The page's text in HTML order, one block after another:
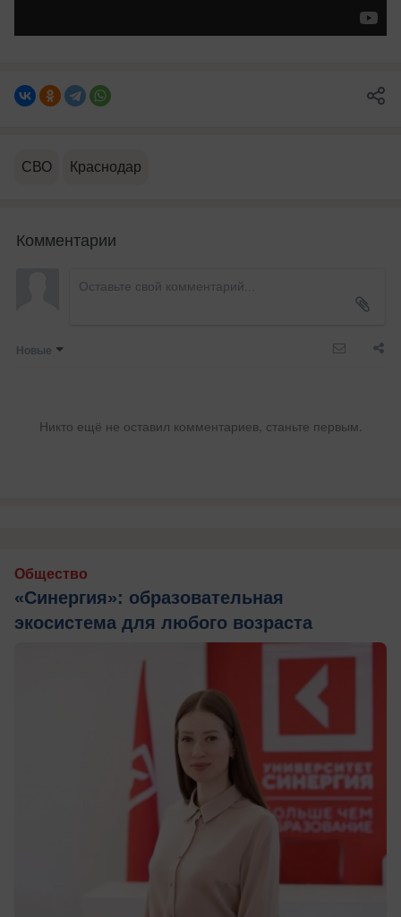
СВО Краснодар
Комментарии
Новые
Никто ещё не оставил комментариев, станьте первым.
Общество
«Синергия»: образовательная
экосистема для любого возраста